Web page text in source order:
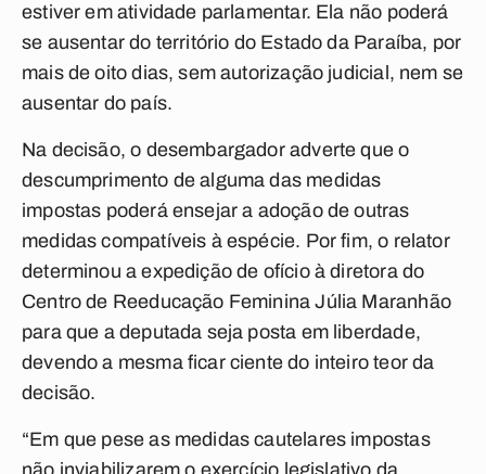
estiver em atividade parlamentar. Ela não poderá
se ausentar do território do Estado da Paraíba, por
mais de oito dias, sem autorização judicial, nem se
ausentar do país.
Na decisão, o desembargador adverte que o
descumprimento de alguma das medidas
impostas poderá ensejar a adoção de outras
medidas compatíveis à espécie. Por fim, o relator
determinou a expedição de ofício à diretora do
Centro de Reeducação Feminina Júlia Maranhão
para que a deputada seja posta em liberdade,
devendo a mesma ficar ciente do inteiro teor da
decisão.
“Em que pese as medidas cautelares impostas
não inviabilizarem o exercício legislativo da